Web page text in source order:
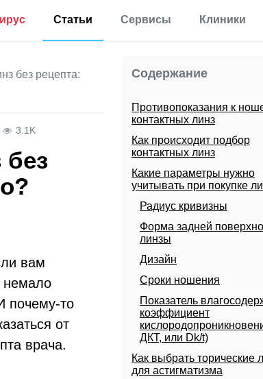
Статьи
Аллергии
Еще 35 разделов
Результаты анализов
Сервисы
жира в теле
определения
процента жира по
методу ВМС США
Калькулятор
основного обмена
веществ
Калькулятор
корректировки дозы
Еще 17 сервисов
Расшифровка
анализов онлайн
Клиники
без рецепта:
3.1K
без
вам
немало
почему-то
от
врача.
Содержание
Противопоказания к
контактных линз
Как происходит подбор
контактных линз
Какие параметры нужно
учитывать при покупке
Радиус кривизны
Форма задней
линзы
Дизайн
Сроки ношения
Показатель
коэффициент
ДКТ, или Dk/t)
Как выбрать торические
для астигматизма